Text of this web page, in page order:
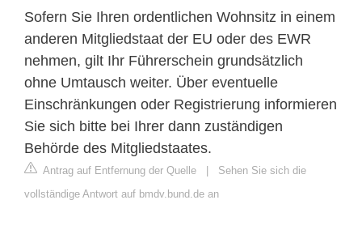
Sofern Sie Ihren ordentlichen Wohnsitz in einem
anderen Mitgliedstaat der EU oder des EWR
nehmen, gilt Ihr Führerschein grundsätzlich
ohne Umtausch weiter. Über eventuelle
Einschränkungen oder Registrierung informieren
Sie sich bitte bei Ihrer dann zuständigen
Behörde des Mitgliedstaates.
Antrag auf Entfernung der Quelle | Sehen Sie sich die
vollständige Antwort auf bmdv.bund.de an